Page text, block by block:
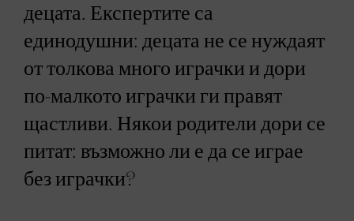
децата. Експертите са
единодушни: децата не се нуждаят
от толкова много играчки и дори
по-малкото играчки ги правят
щастливи. Някои родители дори се
питат: възможно ли е да се играе
без играчки?